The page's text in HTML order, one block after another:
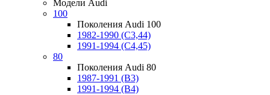
Модели Audi
100
Поколения Audi 100
1982-1990 (С3,44)
1991-1994 (С4,45)
80
Поколения Audi 80
1987-1991 (B3)
1991-1994 (B4)